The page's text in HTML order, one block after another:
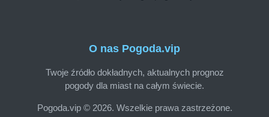
O nas Pogoda.vip
Twoje źródło dokładnych, aktualnych prognoz
pogody dla miast na całym świecie.
Pogoda.vip © 2026. Wszelkie prawa zastrzeżone.